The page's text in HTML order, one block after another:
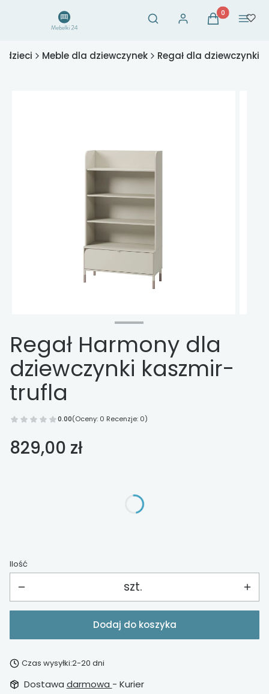
Otwórz wyszukiwarkę
Szukaj Zaloguj sięProdukty w
Koszyk Menu
dzieci Meble dla dziewczynek Regał dla dziewczynki
Regał Harmony dla
dziewczynki kaszmir-
trufla
0.00(Oceny: 0 Recenzje: 0)
Cena
829,00 zł
Poszczególne warianty mogą różnić się ceną
Ilość
szt.
Dodaj do koszyka
Czas wysyłki:2-20 dni
Dostawa darmowa - Kurier